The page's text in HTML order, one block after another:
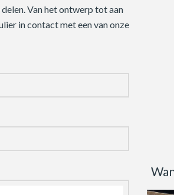
Van het ontwerp tot aan
in contact met een van onze